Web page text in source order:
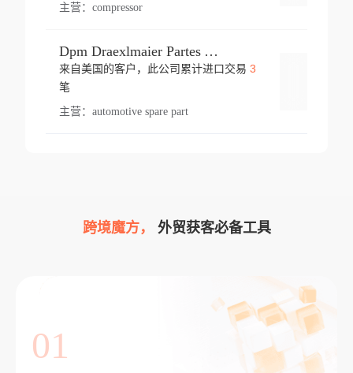
主营： compressor
Dpm Draexlmaier Partes Automotrices Corr Ind Huejotzingo
来自美国的客户，此公司累计进口交易 3
笔
主营： automotive spare part
跨境魔方， 外贸获客必备工具
01